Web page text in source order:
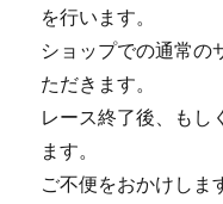
を行います。
ショップでの通常の
ただきます。
レース終了後、もし
ます。
ご不便をおかけしま